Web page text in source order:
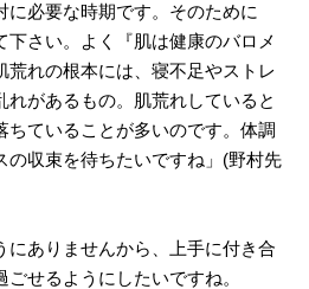
に必要な時期です。そのために
下さい。よく『肌は健康のバロメ
荒れの根本には、寝不足やストレ
れがあるもの。肌荒れしていると
ちていることが多いのです。体調
の収束を待ちたいですね」(野村先
にありませんから、上手に付き合
せるようにしたいですね。